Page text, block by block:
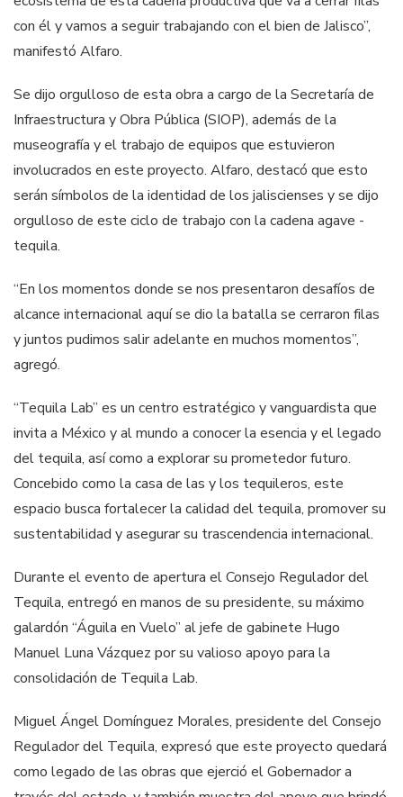
con él y vamos a seguir trabajando con el bien de Jalisco”,
manifestó Alfaro.
Se dijo orgulloso de esta obra a cargo de la Secretaría de
Infraestructura y Obra Pública (SIOP), además de la
museografía y el trabajo de equipos que estuvieron
involucrados en este proyecto. Alfaro, destacó que esto
serán símbolos de la identidad de los jaliscienses y se dijo
orgulloso de este ciclo de trabajo con la cadena agave -
tequila.
“En los momentos donde se nos presentaron desafíos de
alcance internacional aquí se dio la batalla se cerraron filas
y juntos pudimos salir adelante en muchos momentos”,
agregó.
“Tequila Lab” es un centro estratégico y vanguardista que
invita a México y al mundo a conocer la esencia y el legado
del tequila, así como a explorar su prometedor futuro.
Concebido como la casa de las y los tequileros, este
espacio busca fortalecer la calidad del tequila, promover su
sustentabilidad y asegurar su trascendencia internacional.
Durante el evento de apertura el Consejo Regulador del
Tequila, entregó en manos de su presidente, su máximo
galardón “Águila en Vuelo” al jefe de gabinete Hugo
Manuel Luna Vázquez por su valioso apoyo para la
consolidación de Tequila Lab.
Miguel Ángel Domínguez Morales, presidente del Consejo
Regulador del Tequila, expresó que este proyecto quedará
como legado de las obras que ejerció el Gobernador a